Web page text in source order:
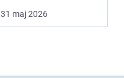
arbetsmoment.
Däckva...
31 maj 2026